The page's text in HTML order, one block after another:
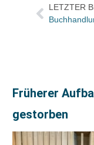
LETZTER
Früherer
gestorben